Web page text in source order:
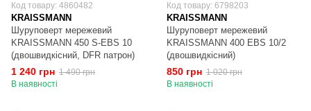
Код товару: 4860482
KRAISSMANN
Шуруповерт мережевий
KRAISSMANN 450 S-EBS 10
(двошвидкісний, DFR патрон)
1 240 грн 1 490 грн
В наявності
Код товару: 6798203
KRAISSMANN
Шуруповерт мережевий
KRAISSMANN 400 EBS 10/2
(двошвидкісний)
850 грн 1 020 грн
В наявності